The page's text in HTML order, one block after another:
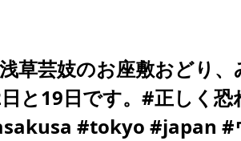
草芸妓のお座敷おどり
と19日です。#正しく
#tokyo #japan